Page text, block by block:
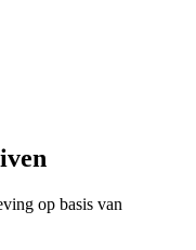
op basis van